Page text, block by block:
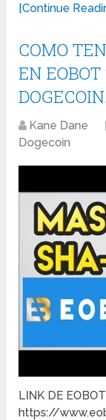
[Continue
COMO
EN
Kane Dane
Dogecoin
LINK DE
https://